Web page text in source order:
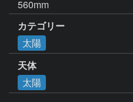
560mm
カテゴリー
太陽
天体
太陽